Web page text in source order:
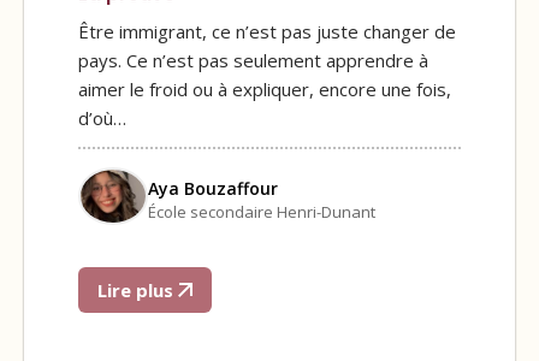
Être immigrant, ce n’est pas juste changer de
pays. Ce n’est pas seulement apprendre à
aimer le froid ou à expliquer, encore une fois,
d’où…
Aya Bouzaffour
École secondaire Henri-Dunant
Lire plus